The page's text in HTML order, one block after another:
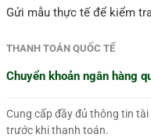
Gửi mẫu thực tế để kiểm
THANH TOÁN QUỐC TẾ
Chuyển khoản ngân hàng
Cung cấp đầy đủ thông tin
trước khi thanh toán.